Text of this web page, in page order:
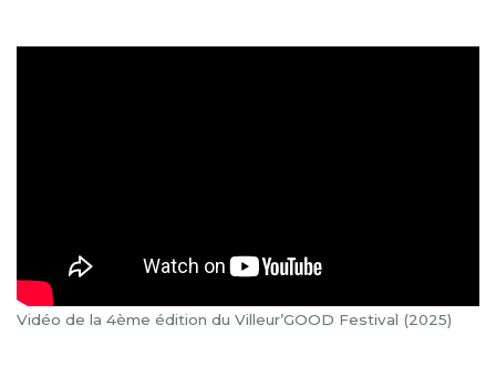
Vidéo de la 4ème édition du Villeur’GOOD Festival (2025)